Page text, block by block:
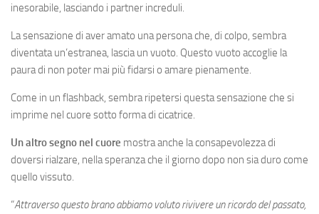
inesorabile, lasciando i partner increduli.
La sensazione di aver amato una persona che, di colpo, sembra
diventata un’estranea, lascia un vuoto. Questo vuoto accoglie la
paura di non poter mai più fidarsi o amare pienamente.
Come in un flashback, sembra ripetersi questa sensazione che si
imprime nel cuore sotto forma di cicatrice.
Un altro segno nel cuore mostra anche la consapevolezza di
doversi rialzare, nella speranza che il giorno dopo non sia duro come
quello vissuto.
“Attraverso questo brano abbiamo voluto rivivere un ricordo del passato,